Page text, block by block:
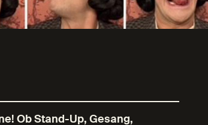
Ob Stand-Up, Gesang,